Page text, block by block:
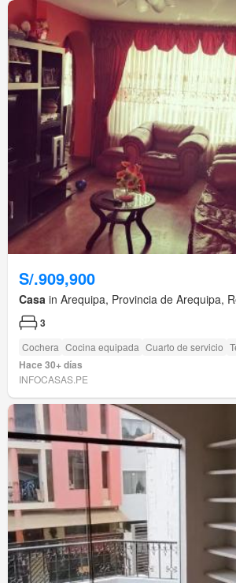
S/.909,900
Casa in Arequipa, Provincia de Arequipa,
3
Cochera Cocina equipada Cuarto de servicio
Hace 30+ días
INFOCASAS.PE